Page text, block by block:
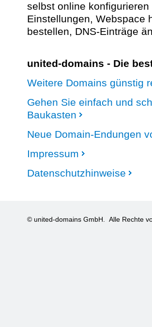
selbst online
Einstellungen, Webspace
bestellen, DNS-Einträge
united-domains - Die
Weitere Domains günstig
Gehen Sie einfach und
Baukasten
Neue Domain-Endungen
Impressum
Datenschutzhinweise
© united-domains GmbH. Alle Rechte